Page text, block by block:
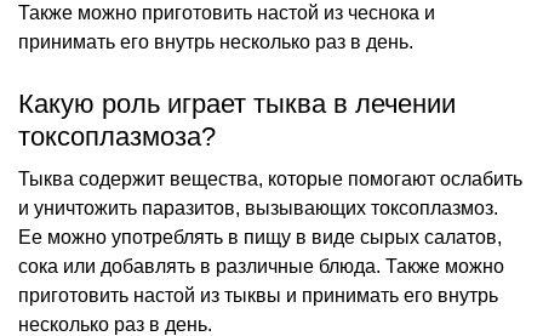
Также можно приготовить настой из чеснока и
принимать его внутрь несколько раз в день.
Какую роль играет тыква в лечении
токсоплазмоза?
Тыква содержит вещества, которые помогают ослабить
и уничтожить паразитов, вызывающих токсоплазмоз.
Ее можно употреблять в пищу в виде сырых салатов,
сока или добавлять в различные блюда. Также можно
приготовить настой из тыквы и принимать его внутрь
несколько раз в день.